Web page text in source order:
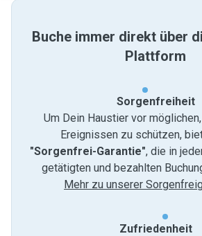
Buche immer direkt über
Plattform
Sorgenfreiheit
Um Dein Haustier vor
Ereignissen zu schützen,
"Sorgenfrei-Garantie", die in
getätigten und bezahlten
Mehr zu unserer
Zufriedenheit